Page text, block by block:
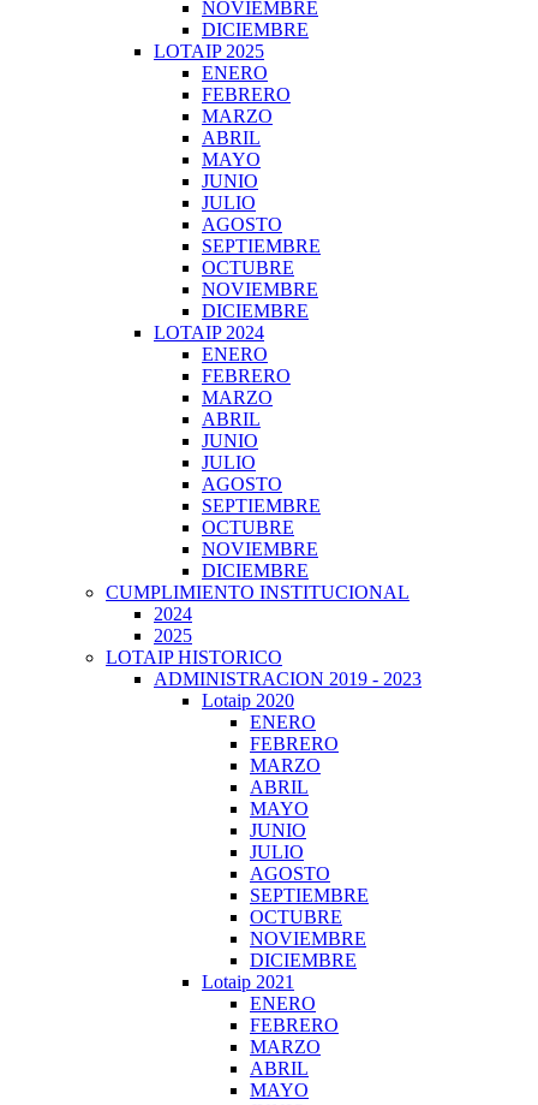
NOVIEMBRE
DICIEMBRE
LOTAIP 2025
ENERO
FEBRERO
MARZO
ABRIL
MAYO
JUNIO
JULIO
AGOSTO
SEPTIEMBRE
OCTUBRE
NOVIEMBRE
DICIEMBRE
LOTAIP 2024
ENERO
FEBRERO
MARZO
ABRIL
JUNIO
JULIO
AGOSTO
SEPTIEMBRE
OCTUBRE
NOVIEMBRE
DICIEMBRE
CUMPLIMIENTO INSTITUCIONAL
2024
2025
LOTAIP HISTORICO
ADMINISTRACION 2019 - 2023
Lotaip 2020
ENERO
FEBRERO
MARZO
ABRIL
MAYO
JUNIO
JULIO
AGOSTO
SEPTIEMBRE
OCTUBRE
NOVIEMBRE
DICIEMBRE
Lotaip 2021
ENERO
FEBRERO
MARZO
ABRIL
MAYO